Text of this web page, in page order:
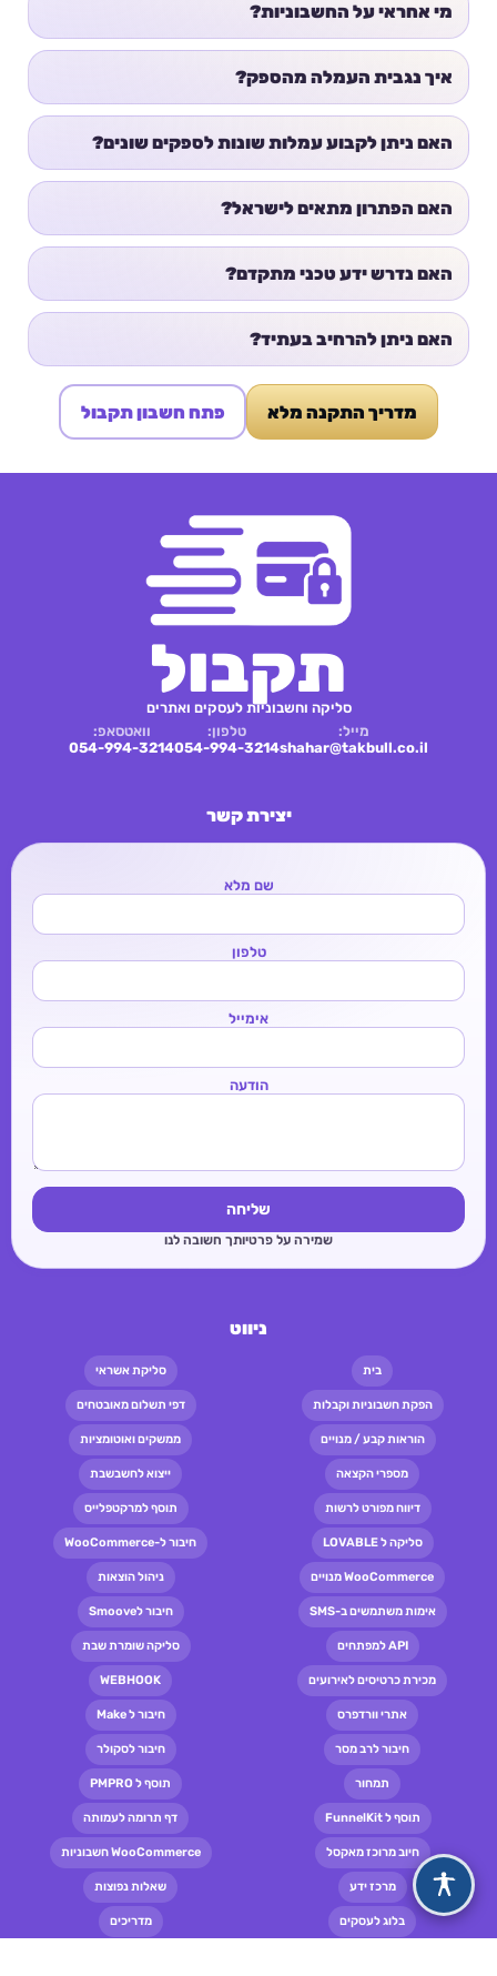
מי אחראי על החשבוניות?
איך נגבית העמלה מהספק?
האם ניתן לקבוע עמלות שונות לספקים שונים?
האם הפתרון מתאים לישראל?
האם נדרש ידע טכני מתקדם?
האם ניתן להרחיב בעתיד?
מדריך התקנה מלא פתח חשבון תקבול
תקבול
סליקה וחשבוניות לעסקים ואתרים
מייל:
shahar@takbull.co.il
טלפון:
054-994-3214
וואטסאפ:
054-994-3214
יצירת קשר
שם מלא
טלפון
אימייל
הודעה
שליחה
שמירה על פרטיותך חשובה לנו
ניווט
בית סליקת אשראי
הפקת חשבוניות וקבלות דפי תשלום מאובטחים
הוראות קבע / מנויים ממשקים ואוטומציות
מספרי הקצאה ייצוא לחשבשבת
דיווח מפורט לרשות תוסף למרקטפלייס
סליקה ל LOVABLE חיבור ל-WooCommerce
WooCommerce מנויים ניהול הוצאות
אימות משתמשים ב-SMS חיבור לSmoove
API למפתחים סליקה שומרת שבת
מכירת כרטיסים לאירועים WEBHOOK
אתרי וורדפרס חיבור ל Make
חיבור לרב מסר חיבור לסקולר
תמחור תוסף ל PMPRO
תוסף ל FunnelKit דף תרומה לעמותה
חיוב מרוכז מאקסל WooCommerce חשבוניות
מרכז ידע שאלות נפוצות
בלוג לעסקים מדריכים